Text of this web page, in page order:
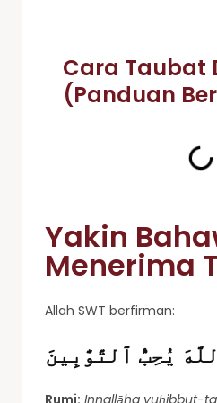
Cara Taubat
(Panduan
Yakin
Menerima
Allah SWT berfirman:
يُحِبُّ ٱلتَّوَّٰبِينَ